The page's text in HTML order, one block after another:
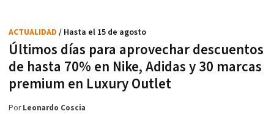
Últimos días para aprovechar descuentos
de hasta 70% en Nike, Adidas y 30 marcas
premium en Luxury Outlet
ACTUALIDAD / Hasta el 15 de agosto
PorLeonardo Coscia